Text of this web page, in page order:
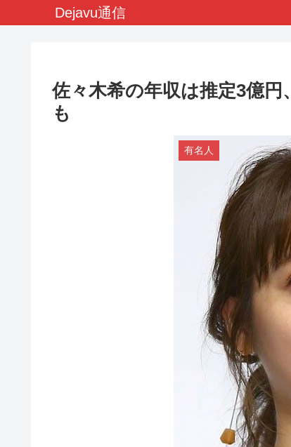
Dejavu通信
佐々木希の年収は推定3億
も
有名人